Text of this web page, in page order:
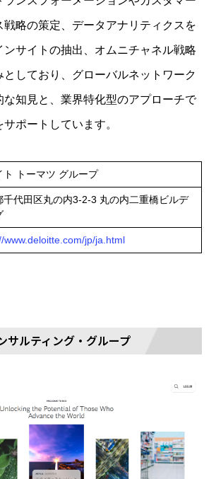
戦略の策定、データアナリティクスを
ンサイトの抽出、オムニチャネル戦略
しており、グローバルネットワーク
な知見と、業界特化型のアプローチで
ポートしています。
ト トーマツ グループ
千代田区丸の内3-2-3 丸の内二重橋ビルデ
www.deloitte.com/jp/ja.html
サルティング・グループ